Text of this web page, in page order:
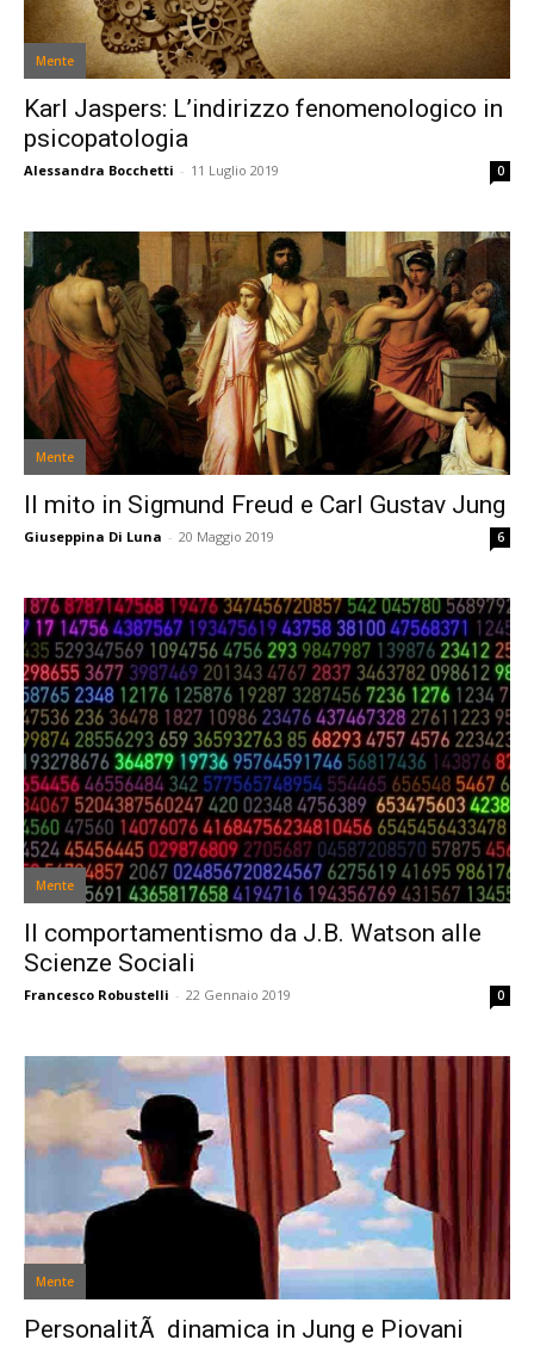
Mente
Karl Jaspers: L’indirizzo fenomenologico in
psicopatologia
Alessandra Bocchetti - 11 Luglio 2019 0
Mente
Il mito in Sigmund Freud e Carl Gustav Jung
Giuseppina Di Luna - 20 Maggio 2019 6
Mente
Il comportamentismo da J.B. Watson alle
Scienze Sociali
Francesco Robustelli - 22 Gennaio 2019 0
Mente
PersonalitÃ dinamica in Jung e Piovani